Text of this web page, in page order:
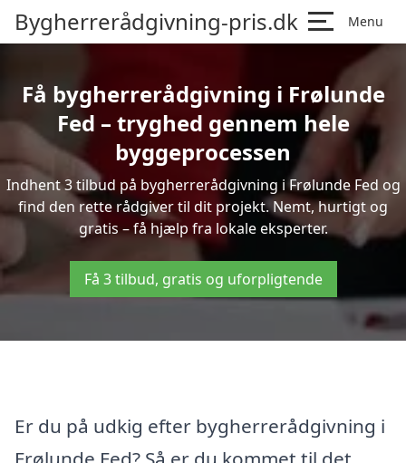
Bygherrerådgivning-pris.dk Menu
Få bygherrerådgivning i Frølunde
Fed – tryghed gennem hele
byggeprocessen
Indhent 3 tilbud på bygherrerådgivning i Frølunde Fed og
find den rette rådgiver til dit projekt. Nemt, hurtigt og
gratis – få hjælp fra lokale eksperter.
Få 3 tilbud, gratis og uforpligtende
Er du på udkig efter bygherrerådgivning i